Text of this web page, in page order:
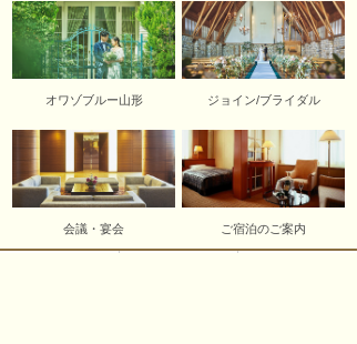
オワゾブルー山形 ジョイン/ブライダル
会議・宴会 ご宿泊のご案内